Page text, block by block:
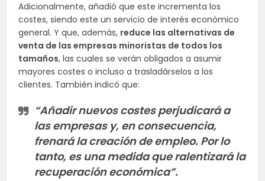
Adicionalmente, añadió que este incrementa los
costes, siendo este un servicio de interés económico
general. Y que, además, reduce las alternativas de
venta de las empresas minoristas de todos los
tamaños, las cuales se verán obligados a asumir
mayores costes o incluso a trasladárselos a los
clientes. También indicó que:
“Añadir nuevos costes perjudicará a
las empresas y, en consecuencia,
frenará la creación de empleo. Por lo
tanto, es una medida que ralentizará la
recuperación económica”.